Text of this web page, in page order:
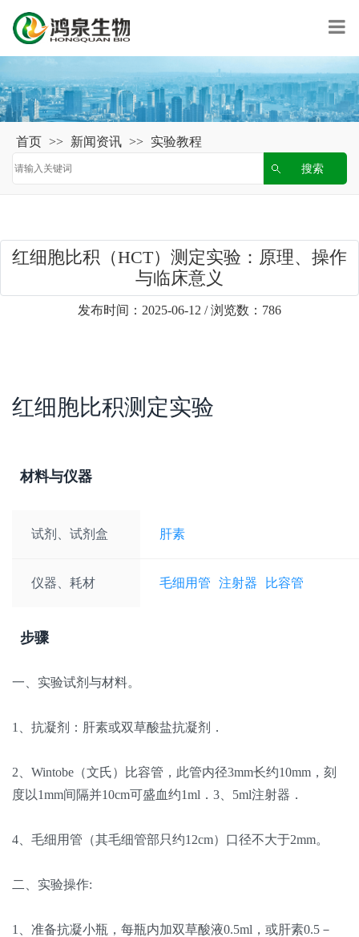
首页 >> 新闻资讯 >> 实验教程
红细胞比积（HCT）测定实验：原理、操作
与临床意义
发布时间：2025-06-12 / 浏览数：786
红细胞比积测定实验
材料与仪器
试剂、试剂盒 肝素
仪器、耗材 毛细用管 注射器 比容管
步骤
一、实验试剂与材料。
1、抗凝剂：肝素或双草酸盐抗凝剂．
2、Wintobe（文氏）比容管，此管内径3mm长约10mm，刻
度以1mm间隔并10cm可盛血约1ml．3、5ml注射器．
4、毛细用管（其毛细管部只约12cm）口径不大于2mm。
二、实验操作:
1、准备抗凝小瓶，每瓶内加双草酸液0.5ml，或肝素0.5－